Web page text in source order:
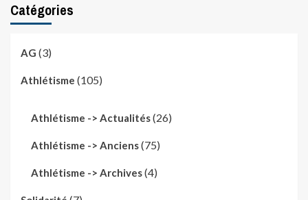
Catégories
AG (3)
Athlétisme (105)
Athlétisme -> Actualités(26)
Athlétisme -> Anciens(75)
Athlétisme -> Archives(4)